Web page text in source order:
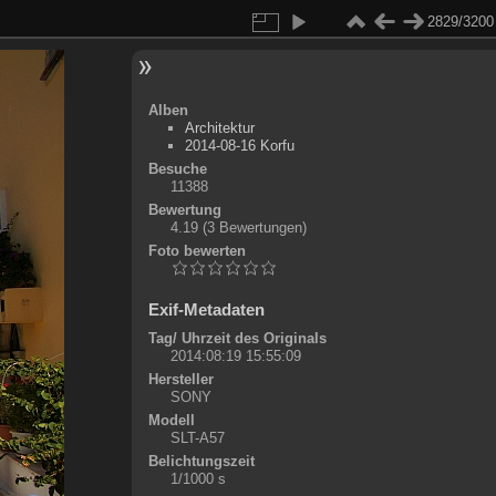
2829/3200
Alben
Architektur
2014-08-16 Korfu
Besuche
11388
Bewertung
4.19 (3 Bewertungen)
Foto bewerten
Exif-Metadaten
Tag/ Uhrzeit des Originals
2014:08:19 15:55:09
Hersteller
SONY
Modell
SLT-A57
Belichtungszeit
1/1000 s